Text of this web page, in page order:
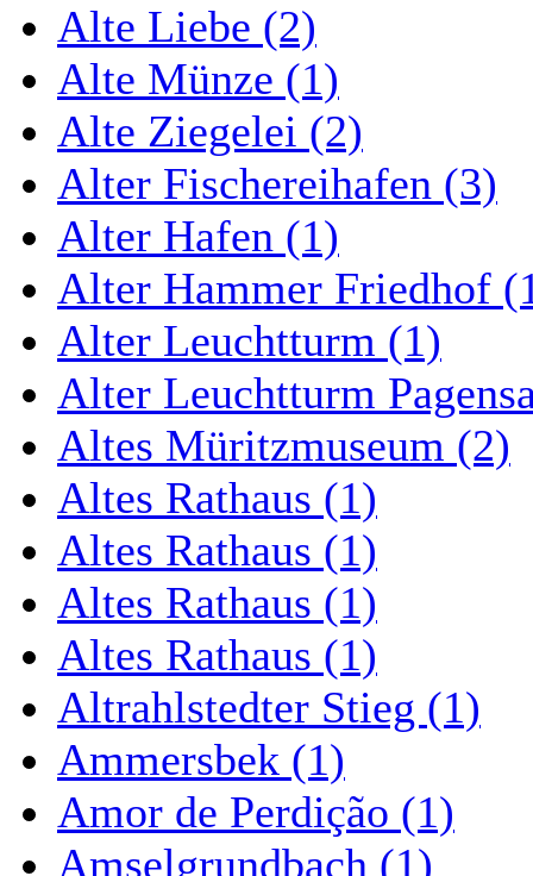
Alte Liebe (2)
Alte Münze (1)
Alte Ziegelei (2)
Alter Fischereihafen (3)
Alter Hafen (1)
Alter Hammer Friedhof
Alter Leuchtturm (1)
Alter Leuchtturm
Altes Müritzmuseum (2)
Altes Rathaus (1)
Altes Rathaus (1)
Altes Rathaus (1)
Altes Rathaus (1)
Altrahlstedter Stieg (1)
Ammersbek (1)
Amor de Perdição (1)
Amselgrundbach (1)